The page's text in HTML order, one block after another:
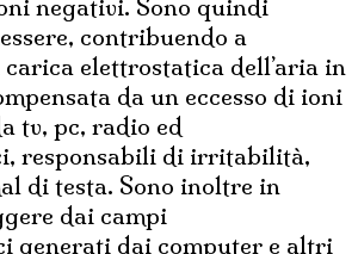
negativi. Sono quindi
contribuendo a
elettrostatica dell’aria in
da un eccesso di ioni
tv, pc, radio ed
responsabili di irritabilità,
di testa. Sono inoltre in
dai campi
generati dai computer e altri